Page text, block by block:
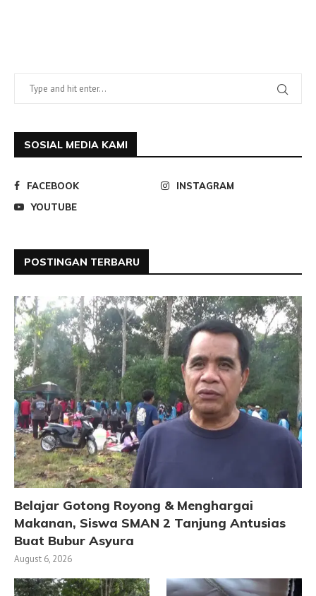
SOSIAL MEDIA KAMI
FACEBOOK
INSTAGRAM
YOUTUBE
POSTINGAN TERBARU
Belajar Gotong Royong & Menghargai
Makanan, Siswa SMAN 2 Tanjung Antusias
Buat Bubur Asyura
August 6, 2026